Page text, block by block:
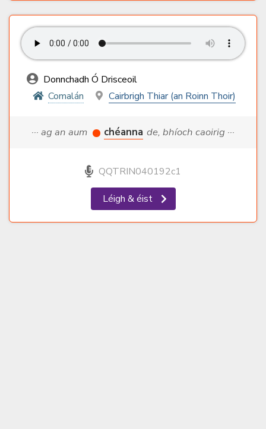
Donnchadh Ó Drisceoil
Comalán
Cairbrigh Thiar (an Roinn Thoir)
··· ag an aum chéanna de, bhíoch caoirig ···
QQTRIN040192c1
Léigh & éist